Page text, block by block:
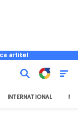
artikel
INTERNATIONAL